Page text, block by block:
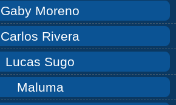
Gaby Moreno
Carlos Rivera
Lucas Sugo
Maluma